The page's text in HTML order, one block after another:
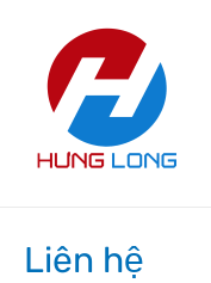
content
Liên hệ